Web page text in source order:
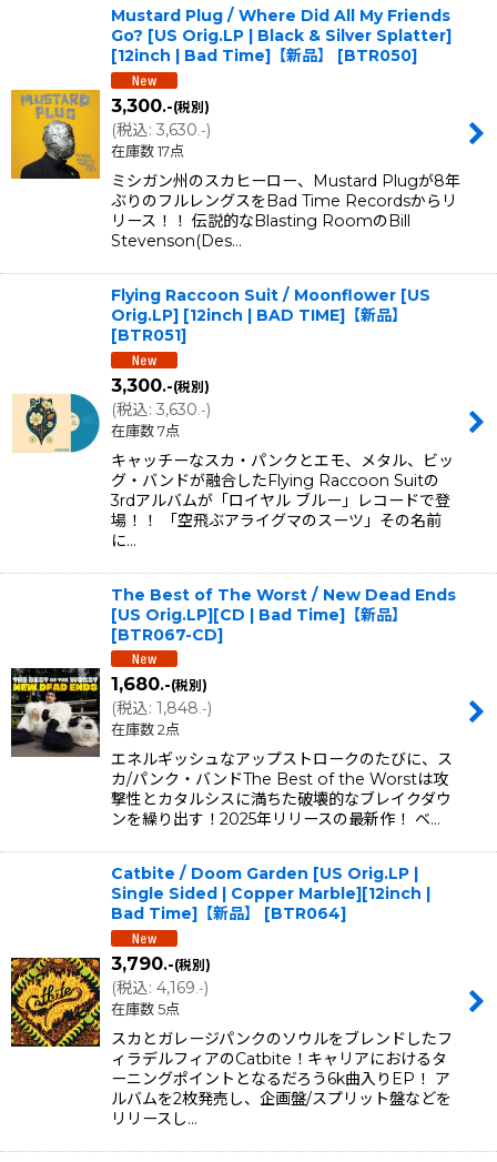
Mustard Plug / Where Did All My Friends
Go? [US Orig.LP | Black & Silver Splatter]
[12inch | Bad Time]【新品】
[BTR050]
3,300.-(税別)
(税込: 3,630 .-)
在庫数 17点
ミシガン州のスカヒーロー、Mustard Plugが8年
ぶりのフルレングスをBad Time Recordsからリ
リース！！ 伝説的なBlasting RoomのBill
Stevenson(Des…
Flying Raccoon Suit / Moonflower [US
Orig.LP] [12inch | BAD TIME]【新品】
[BTR051]
3,300.-(税別)
(税込: 3,630 .-)
在庫数 7点
キャッチーなスカ・パンクとエモ、メタル、ビッ
グ・バンドが融合したFlying Raccoon Suitの
3rdアルバムが「ロイヤル ブルー」レコードで登
場！！ 「空飛ぶアライグマのスーツ」その名前
に…
The Best of The Worst / New Dead Ends
[US Orig.LP][CD | Bad Time]【新品】
[BTR067-CD]
1,680.-(税別)
(税込: 1,848.-)
在庫数 2点
エネルギッシュなアップストロークのたびに、ス
カ/パンク・バンドThe Best of the Worstは攻
撃性とカタルシスに満ちた破壊的なブレイクダウ
ンを繰り出す！2025年リリースの最新作！ ベ…
Catbite / Doom Garden [US Orig.LP |
Single Sided | Copper Marble][12inch |
Bad Time]【新品】
[BTR064]
3,790.-(税別)
(税込: 4,169.-)
在庫数 5点
スカとガレージパンクのソウルをブレンドしたフ
ィラデルフィアのCatbite！キャリアにおけるタ
ーニングポイントとなるだろう6k曲入りEP！ ア
ルバムを2枚発売し、企画盤/スプリット盤などを
リリースし…